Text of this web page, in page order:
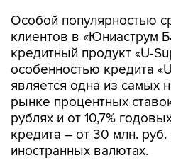
Особой популярностью
клиентов в «Юниаструм
кредитный продукт «U-
особенностью кредита
является одна из самых
рынке процентных
рублях и от 10,7%
кредита – от 30 млн. руб.
иностранных валютах.